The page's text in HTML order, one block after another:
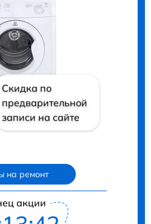
Скидка по
предварительной
записи на сайте
на ремонт
акции